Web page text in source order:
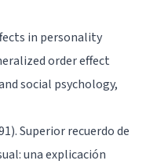
in personality
order effect
social psychology,
Superior recuerdo de
una explicación